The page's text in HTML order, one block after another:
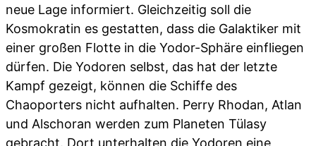
neue Lage informiert. Gleichzeitig soll die
Kosmokratin es gestatten, dass die Galaktiker mit
einer großen Flotte in die Yodor-Sphäre einfliegen
dürfen. Die Yodoren selbst, das hat der letzte
Kampf gezeigt, können die Schiffe des
Chaoporters nicht aufhalten. Perry Rhodan, Atlan
und Alschoran werden zum Planeten Tülasy
gebracht. Dort unterhalten die Yodoren eine